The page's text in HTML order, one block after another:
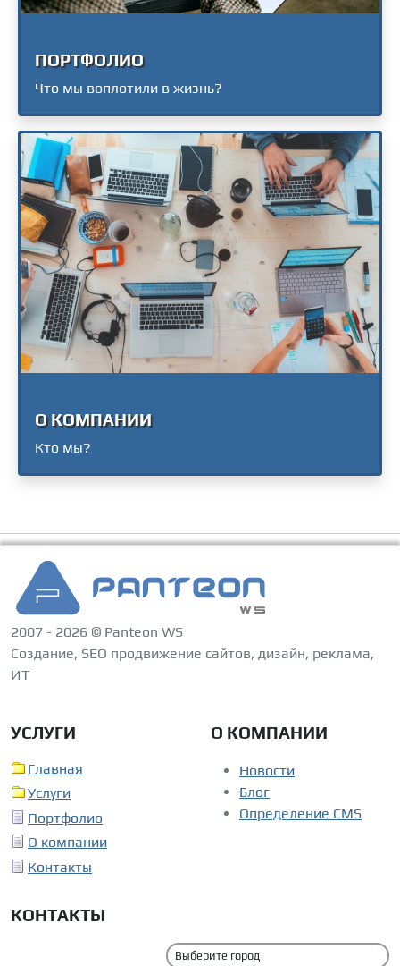
ПОРТФОЛИО
Что мы воплотили в жизнь?
О КОМПАНИИ
Кто мы?
2007 - 2026 © Panteon WS
Создание, SEO продвижение сайтов, дизайн, реклама,
ИТ
УСЛУГИ
Главная
Услуги
Портфолио
О компании
Контакты
О КОМПАНИИ
Новости
Блог
Определение CMS
КОНТАКТЫ